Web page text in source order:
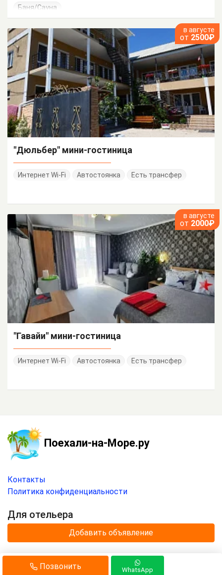
Позвонить WhatsApp
Баня/Сауна
в августе
от 2500₽
"Дюльбер" мини-гостиница
Интернет Wi-Fi Автостоянка Есть трансфер
в августе
от 2000₽
"Гавайи" мини-гостиница
Интернет Wi-Fi Автостоянка Есть трансфер
Поехали-на-Море.ру
Контакты
Политика конфиденциальности
Для отельера
Добавить объявление
© 2020 —2026г.
Отдых на море с«Поехали-на-Море.ру»